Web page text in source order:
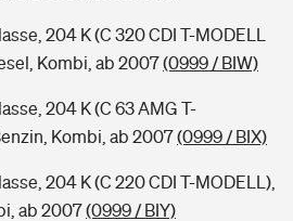
204 K (C 320 CDI T-MODELL
Kombi, ab 2007(0999 / BIW)
204 K (C 63 AMG T-
Kombi, ab 2007(0999 / BIX)
204 K (C 220 CDI T-MODELL),
ab 2007(0999 / BIY)